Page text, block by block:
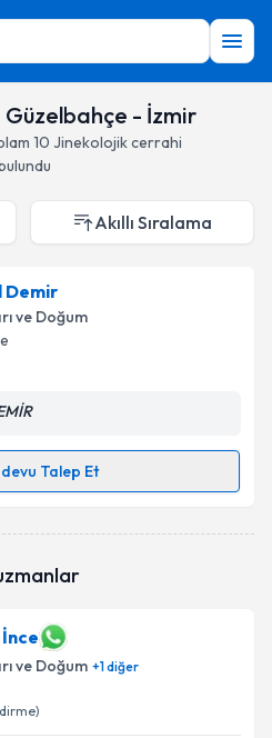
- İzmir
10 Jinekolojik cerrahi
Akıllı Sıralama
Demir
ve Doğum
Talep Et
randevu almanız için bir
ve Doğum +1diğer